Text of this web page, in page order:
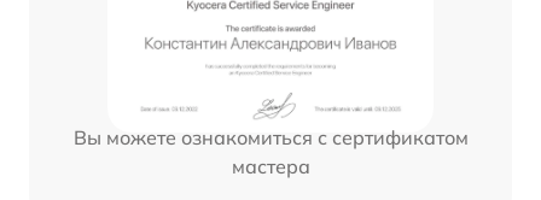
Вы можете ознакомиться с сертификатом
мастера